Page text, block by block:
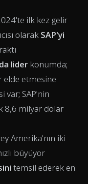
ilk kez gelir
olarak SAP'yi
lider konumda;
elde etmesine
var; SAP'nin
8,6 milyar dolar
Amerika'nın iki
büyüyor
temsil ederek en